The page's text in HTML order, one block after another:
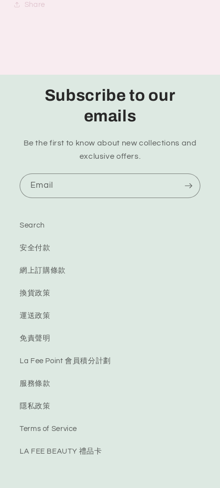
Share
Subscribe to our
emails
Be the first to know about new collections and
exclusive offers.
Email
Search
安全付款
網上訂購條款
換貨政策
運送政策
免責聲明
La Fee Point 會員積分計劃
服務條款
隱私政策
Terms of Service
LA FEE BEAUTY 禮品卡